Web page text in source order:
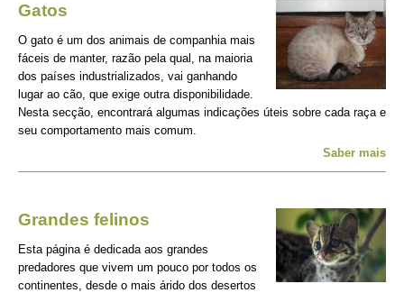
Gatos
O gato é um dos animais de companhia mais
fáceis de manter, razão pela qual, na maioria
dos países industrializados, vai ganhando
lugar ao cão, que exige outra disponibilidade.
Nesta secção, encontrará algumas indicações úteis sobre cada raça e
seu comportamento mais comum.
Saber mais
Grandes felinos
Esta página é dedicada aos grandes
predadores que vivem um pouco por todos os
continentes, desde o mais árido dos desertos